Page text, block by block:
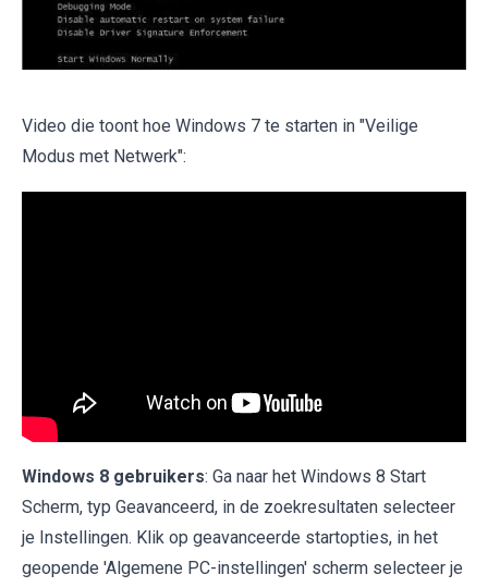
Video die toont hoe Windows 7 te starten in "Veilige
Modus met Netwerk":
Windows 8 gebruikers: Ga naar het Windows 8 Start
Scherm, typ Geavanceerd, in de zoekresultaten selecteer
je Instellingen. Klik op geavanceerde startopties, in het
geopende 'Algemene PC-instellingen' scherm selecteer je